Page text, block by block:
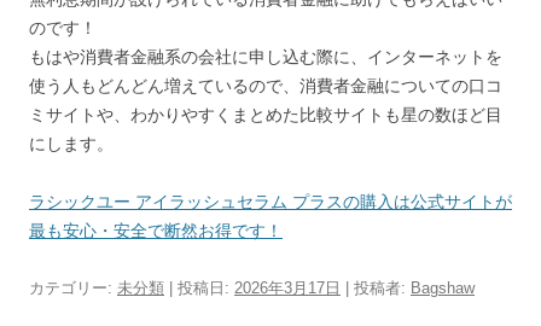
のです！
もはや消費者金融系の会社に申し込む際に、インターネットを
使う人もどんどん増えているので、消費者金融についての口コ
ミサイトや、わかりやすくまとめた比較サイトも星の数ほど目
にします。
ラシックユー アイラッシュセラム プラスの購入は公式サイトが
最も安心・安全で断然お得です！
カテゴリー: 未分類 | 投稿日: 2026年3月17日 投稿者: Bagshaw